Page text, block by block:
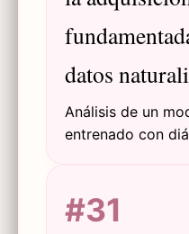
datos
Análisis de un
entrenado con
débilmente
validez ecológica
#31